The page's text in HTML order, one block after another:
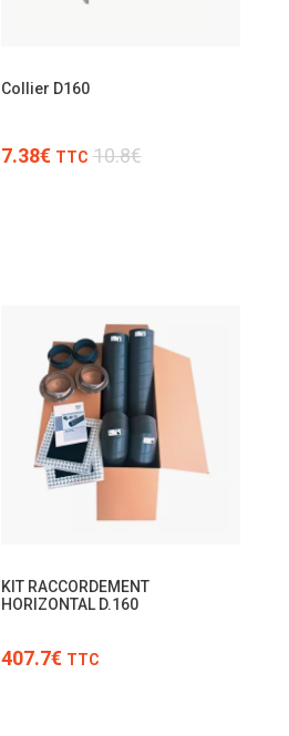
Collier D160
7.38€ TTC 10.8€
KIT RACCORDEMENT
HORIZONTAL D.160
407.7€ TTC